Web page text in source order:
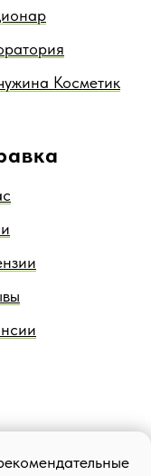
Косметик